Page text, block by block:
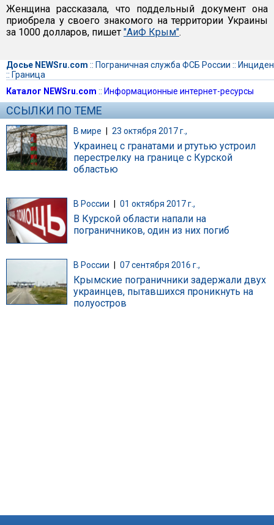
Женщина рассказала, что поддельный документ она
приобрела у своего знакомого на территории Украины
за 1000 долларов, пишет "АиФ Крым".
Досье NEWSru.com :: Пограничная служба ФСБ России ::
:: Граница
Каталог NEWSru.com :: Информационные интернет-ресурсы
ССЫЛКИ ПО ТЕМЕ
В мире | 23 октября 2017 г.,
Украинец с гранатами и ртутью устроил
перестрелку на границе с Курской
областью
В России 01 октября 2017 г.,
В Курской области напали на
пограничников, один из них погиб
В России 07 сентября 2016 г.,
Крымские пограничники задержали двух
украинцев, пытавшихся проникнуть на
полуостров